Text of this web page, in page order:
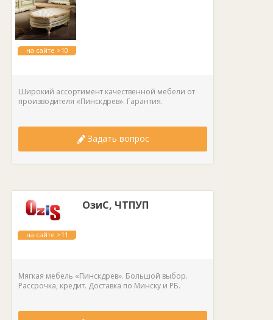
на сайте >10
Широкий ассортимент качественной мебели от
производителя «Пинскдрев». Гарантия.
Задать вопрос
на сайте >11
ОзиС, ЧТПУП
Мягкая мебель «Пинскдрев». Большой выбор.
Рассрочка, кредит. Доставка по Минску и РБ.